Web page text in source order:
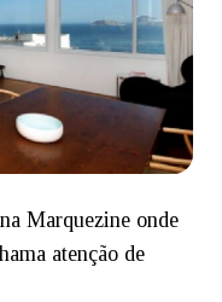
Marquezine onde
atenção de